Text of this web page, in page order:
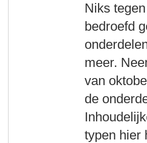
Niks
bedroefd
meer.
van
de
typen hier